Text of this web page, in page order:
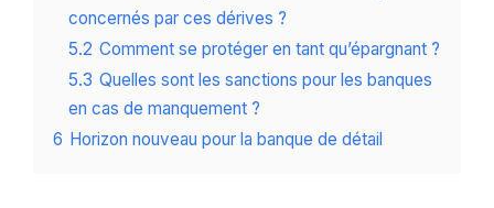
concernés par ces dérives ?
5.2 Comment se protéger en tant qu’épargnant ?
5.3 Quelles sont les sanctions pour les banques
en cas de manquement ?
6 Horizon nouveau pour la banque de détail